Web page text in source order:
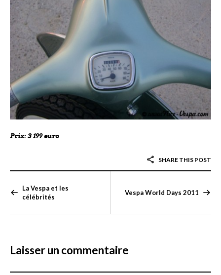
Prix: 3 199 euro
SHARE THIS POST
La Vespa et les
célébrités
Vespa World Days 2011
Laisser un commentaire